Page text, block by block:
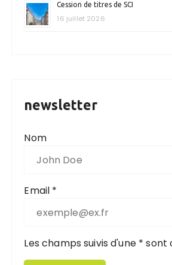
Cession de titres de SCI
16 juillet 2026
newsletter
Nom
Email *
Les champs suivis d'une *